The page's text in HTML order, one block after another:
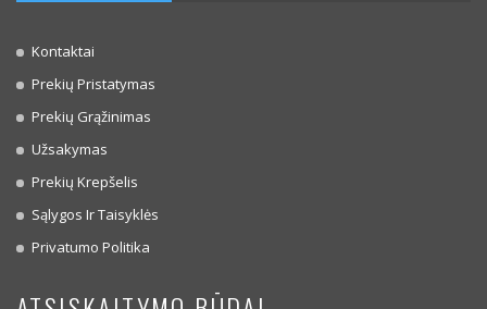
Kontaktai
Prekių Pristatymas
Prekių Grąžinimas
Užsakymas
Prekių Krepšelis
Sąlygos Ir Taisyklės
Privatumo Politika